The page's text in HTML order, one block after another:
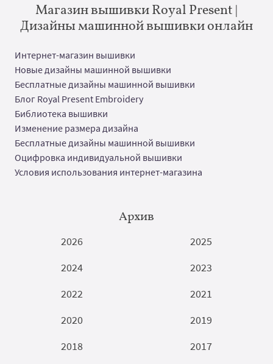
Магазин вышивки Royal Present |
Дизайны машинной вышивки онлайн
Интернет-магазин вышивки
Новые дизайны машинной вышивки
Бесплатные дизайны машинной вышивки
Блог Royal Present Embroidery
Библиотека вышивки
Изменение размера дизайна
Бесплатные дизайны машинной вышивки
Оцифровка индивидуальной вышивки
Условия использования интернет-магазина
Архив
2026
2025
2024
2023
2022
2021
2020
2019
2018
2017